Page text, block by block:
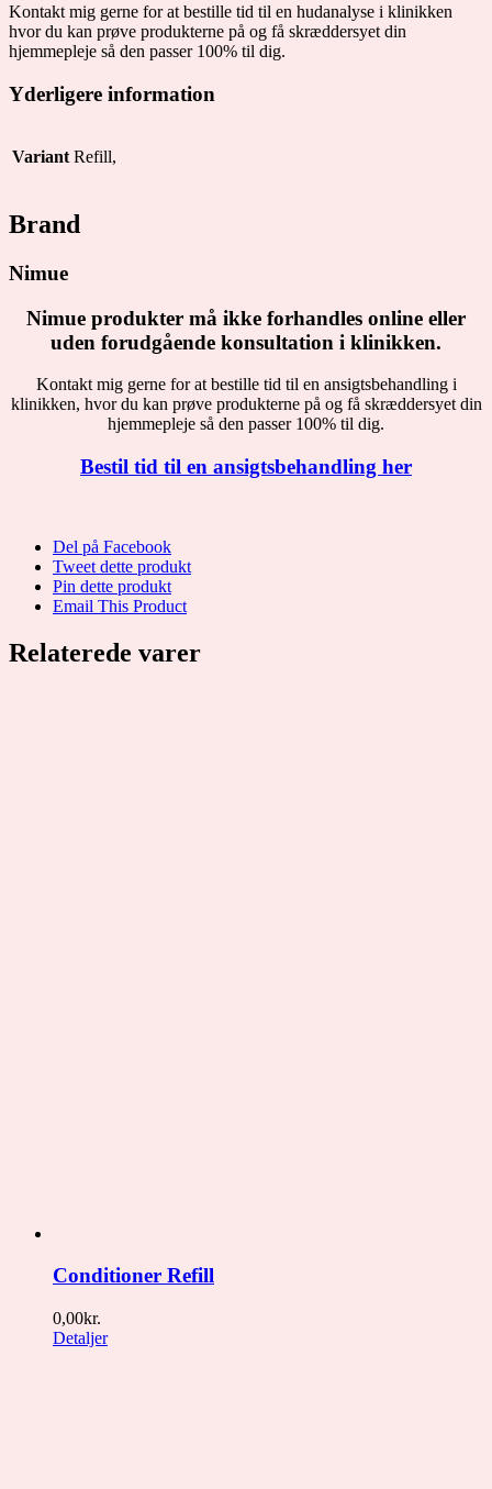
Kontakt mig gerne for at bestille tid til en hudanalyse i klinikken
hvor du kan prøve produkterne på og få skræddersyet din
hjemmepleje så den passer 100% til dig.
Yderligere information
Variant Refill,
Brand
Nimue
Nimue produkter må ikke forhandles online eller
uden forudgående konsultation i klinikken.
Kontakt mig gerne for at bestille tid til en ansigtsbehandling i
klinikken, hvor du kan prøve produkterne på og få skræddersyet din
hjemmepleje så den passer 100% til dig.
Bestil tid til en ansigtsbehandling her
Del på Facebook
Tweet dette produkt
Pin dette produkt
Email This Product
Relaterede varer
Conditioner Refill
0,00kr.
Detaljer